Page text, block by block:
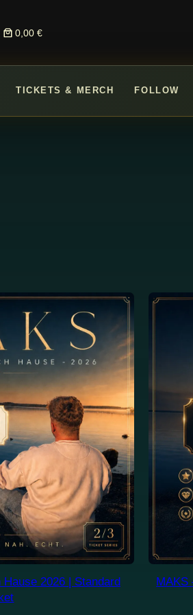
0,00 €
TICKETS & MERCH FOLLOW
2026 | Standard
MAKS